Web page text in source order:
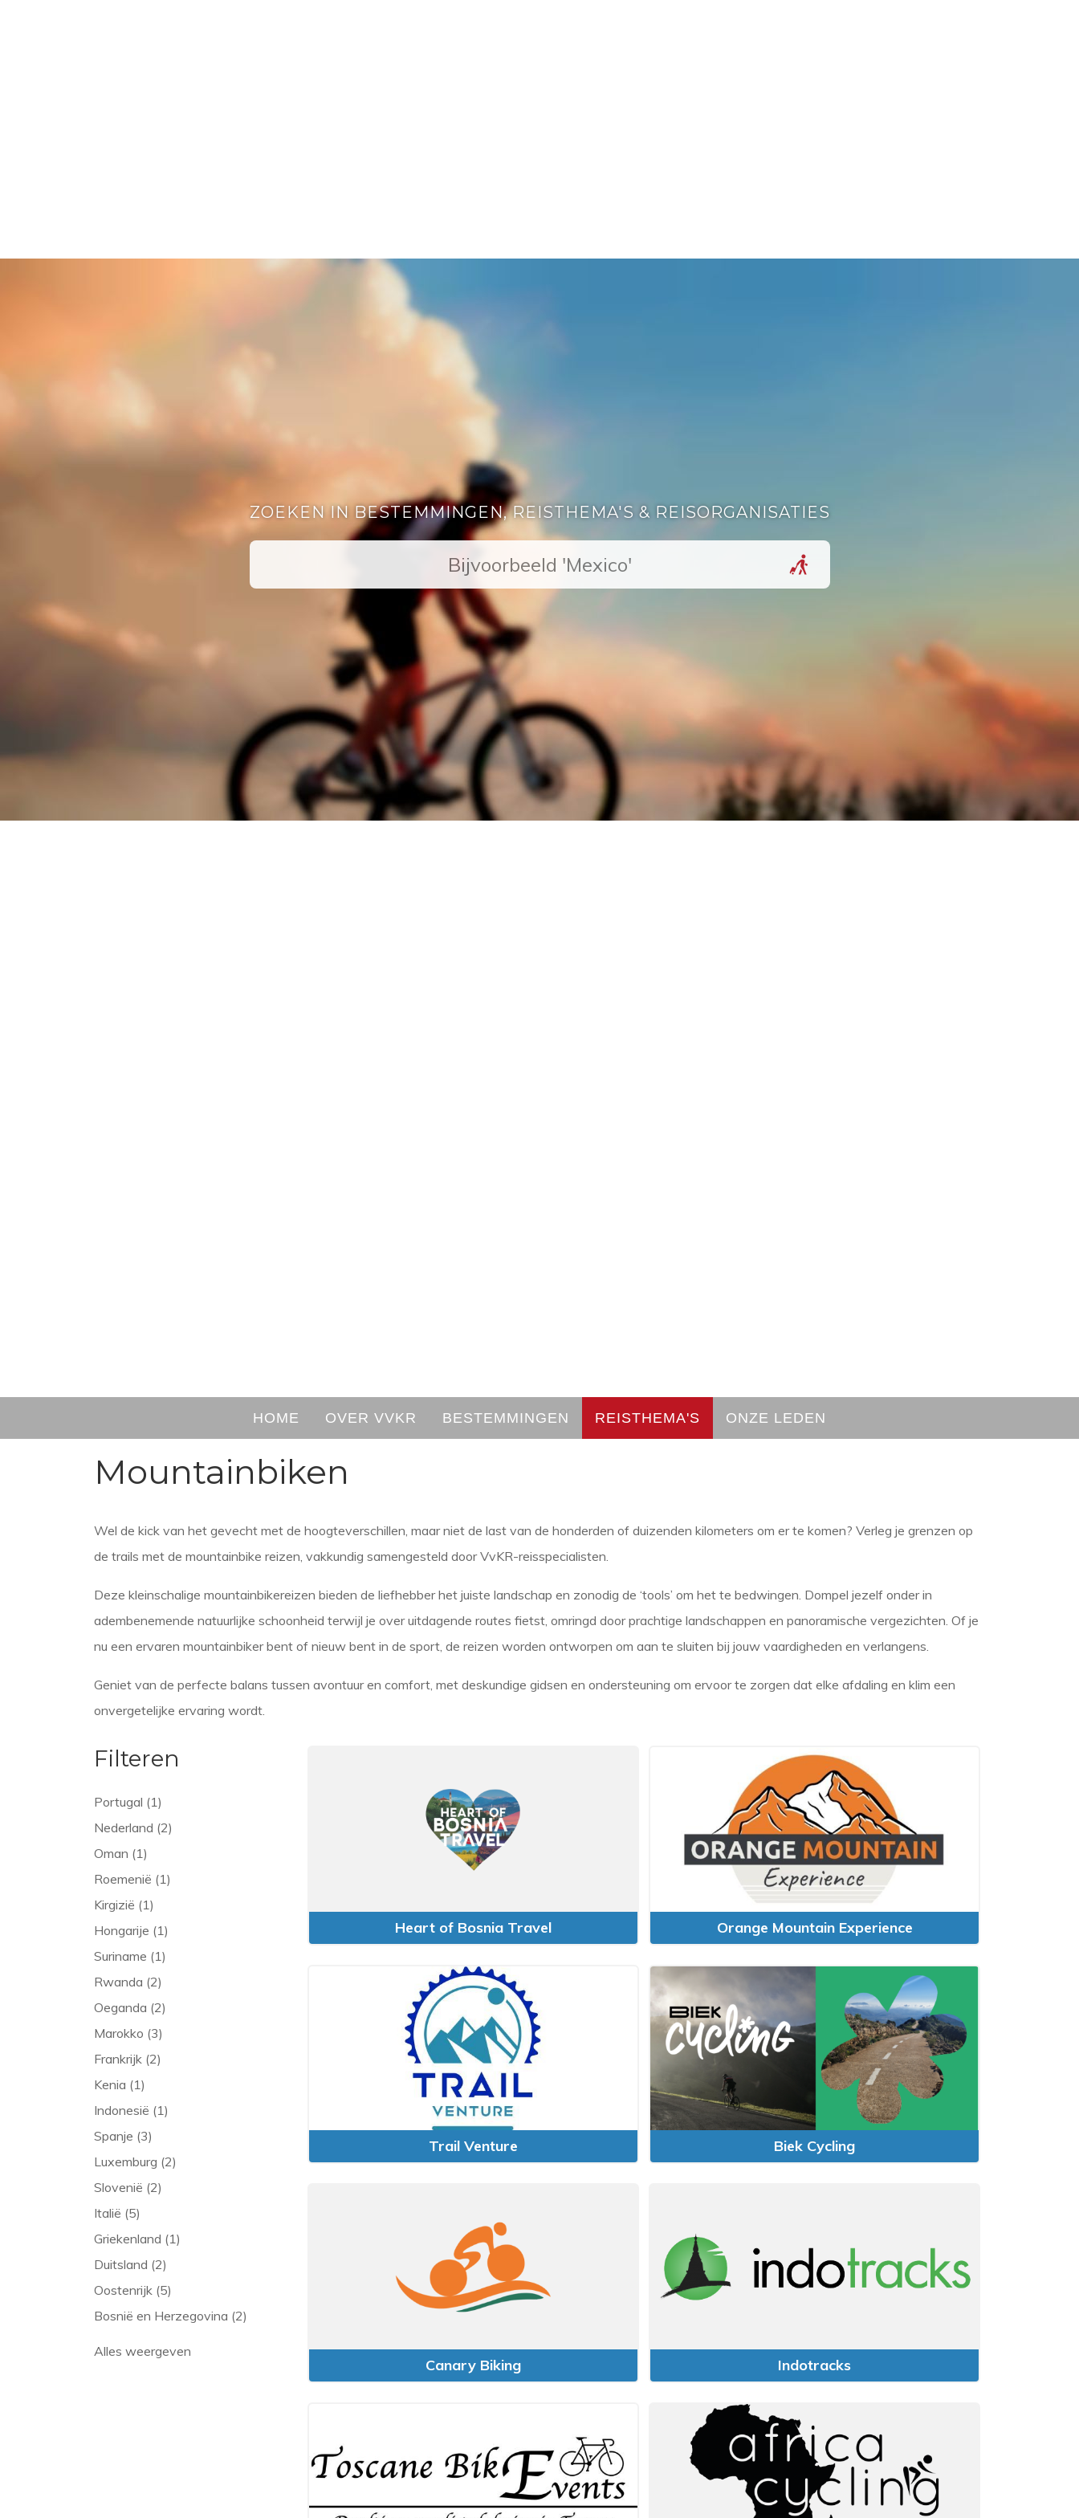
ZOEKEN IN BESTEMMINGEN, REISTHEMA'S & REISORGANISATIES
HOME OVER VVKR BESTEMMINGEN REISTHEMA'S ONZE LEDEN
Mountainbiken
Wel de kick van het gevecht met de hoogteverschillen, maar niet de last van de honderden of duizenden kilometers om er te komen? Verleg je grenzen op
de trails met de mountainbike reizen, vakkundig samengesteld door VvKR-reisspecialisten.
Deze kleinschalige mountainbikereizen bieden de liefhebber het juiste landschap en zonodig de ‘tools’ om het te bedwingen. Dompel jezelf onder in
adembenemende natuurlijke schoonheid terwijl je over uitdagende routes fietst, omringd door prachtige landschappen en panoramische vergezichten. Of je
nu een ervaren mountainbiker bent of nieuw bent in de sport, de reizen worden ontworpen om aan te sluiten bij jouw vaardigheden en verlangens.
Geniet van de perfecte balans tussen avontuur en comfort, met deskundige gidsen en ondersteuning om ervoor te zorgen dat elke afdaling en klim een
onvergetelijke ervaring wordt.
Filteren
Portugal (1)
Nederland (2)
Oman (1)
Roemenië (1)
Kirgizië (1)
Hongarije (1)
Suriname (1)
Rwanda (2)
Oeganda (2)
Marokko (3)
Frankrijk (2)
Kenia (1)
Indonesië (1)
Spanje (3)
Luxemburg (2)
Slovenië (2)
Italië (5)
Griekenland (1)
Duitsland (2)
Oostenrijk (5)
Bosnië en Herzegovina (2)
Alles weergeven
Heart of Bosnia Travel Orange Mountain Experience
Trail Venture Biek Cycling
Canary Biking Indotracks